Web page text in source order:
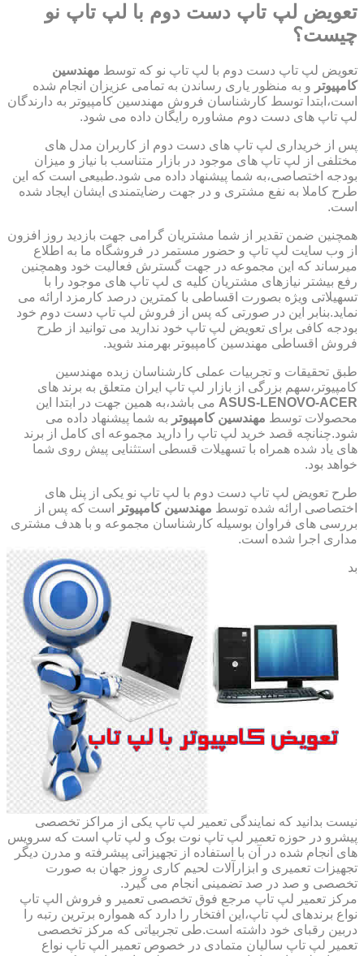
تعویض لپ تاپ دست دوم با لپ تاپ نو
چیست؟
تعویض لپ تاپ دست دوم با لپ تاپ نو که توسط مهندسین
کامپیوتر و به منظور یاری رساندن به تمامی عزیزان انجام شده
است،ابتدا توسط کارشناسان فروش مهندسین کامپیوتر به دارندگان
لپ تاپ های دست دوم مشاوره رایگان داده می شود.
پس از خریداری لپ تاپ های دست دوم از کاربران مدل های
مختلفی از لپ تاپ های موجود در بازار متناسب با نیاز و میزان
بودجه اختصاصی،به شما پیشنهاد داده می شود.طبیعی است که این
طرح کاملا به نفع مشتری و در جهت رضایتمندی ایشان ایجاد شده
است.
همچنین ضمن تقدیر از شما مشتریان گرامی جهت بازدید روز افزون
از وب سایت لپ تاپ و حضور مستمر در فروشگاه ما به اطلاع
میرساند که این مجموعه در جهت گسترش فعالیت خود وهمچنین
رفع بیشتر نیازهای مشتریان کلیه ی لپ تاپ های موجود را با
تسهیلاتی ویژه بصورت اقساطی با کمترین درصد کارمزد ارائه می
نماید.بنابر این در صورتی که پس از فروش لپ تاپ دست دوم خود
بودجه کافی برای تعویض لپ تاپ خود ندارید می توانید از طرح
فروش اقساطی مهندسین کامپیوتر بهرمند شوید.
طبق تحقیقات و تجربیات عملی کارشناسان زبده مهندسین
کامپیوتر،سهم بزرگی از بازار لپ تاپ ایران متعلق به برند های
ASUS-LENOVO-ACER می باشد،به همین جهت در ابتدا این
محصولات توسط مهندسین کامپیوتر به شما پیشنهاد داده می
شود.چنانچه قصد خرید لپ تاپ را دارید مجموعه ای کامل از برند
های یاد شده همراه با تسهیلات قسطی استثنایی پیش روی شما
خواهد بود.
طرح تعویض لپ تاپ دست دوم با لپ تاپ نو یکی از پنل های
اختصاصی ارائه شده توسط مهندسین کامپیوتر
است که پس از
بررسی های فراوان بوسیله کارشناسان مجموعه و با هدف مشتری
مداری اجرا شده است.
بد
نیست بدانید که نمایندگی تعمیر لپ تاپ یکی از مراکز تخصصی
پیشرو در حوزه تعمیر لپ تاپ نوت بوک و لپ تاپ است که سرویس
های انجام شده در آن با استفاده از تجهیزاتی پیشرفته و مدرن دیگر
تجهیزات تعمیری و ابزارآلات لحیم کاری روز جهان به صورت
تخصصی و صد در صد تضمینی انجام می گیرد.
مرکز تعمیر لپ تاپ مرجع فوق تخصصی تعمیر و فروش الپ تاپ
نواع برندهای لپ تاپ،این افتخار را دارد که همواره برترین رتبه را
دربین رقبای خود داشته است.طی تجربیاتی که مرکز تخصصی
تعمیر لپ تاپ سالیان متمادی در خصوص تعمیر الپ تاپ نواع